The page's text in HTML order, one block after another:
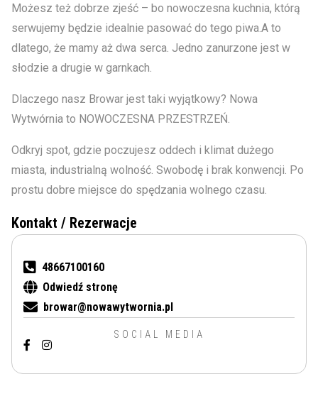
Możesz też dobrze zjeść – bo nowoczesna kuchnia, którą
serwujemy będzie idealnie pasować do tego piwa.A to
dlatego, że mamy aż dwa serca. Jedno zanurzone jest w
słodzie a drugie w garnkach.
Dlaczego nasz Browar jest taki wyjątkowy? Nowa
Wytwórnia to NOWOCZESNA PRZESTRZEŃ.
Odkryj spot, gdzie poczujesz oddech i klimat dużego
miasta, industrialną wolność. Swobodę i brak konwencji. Po
prostu dobre miejsce do spędzania wolnego czasu.
Kontakt / Rezerwacje
48667100160
Odwiedź stronę
browar@nowawytwornia.pl
SOCIAL MEDIA